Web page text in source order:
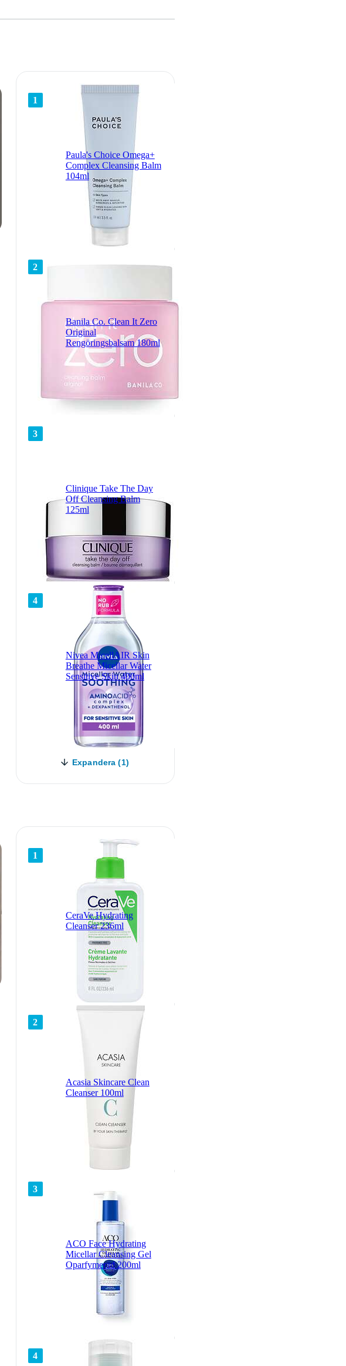
1
Paula's Choice Omega+
Complex Cleansing Balm
104ml
2
Banila Co. Clean It Zero
Original
Rengöringsbalsam 180ml
3
Clinique Take The Day
Off Cleansing Balm
125ml
4
Nivea MicellAIR Skin
Breathe Micellar Water
Sensitive Skin 400ml
Expandera (1)
1
CeraVe Hydrating
Cleanser 236ml
2
Acasia Skincare Clean
Cleanser 100ml
3
ACO Face Hydrating
Micellar Cleansing Gel
Oparfymerad 200ml
4